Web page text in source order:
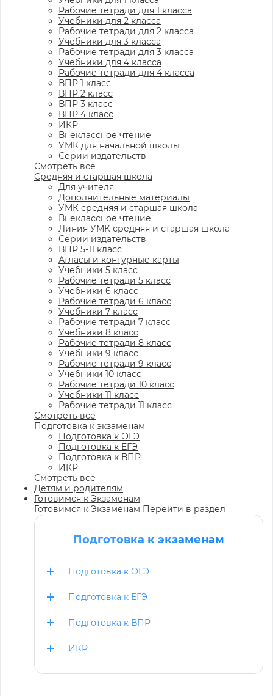
Рабочие тетради для 1 класса
Учебники для 2 класса
Рабочие тетради для 2 класса
Учебники для 3 класса
Рабочие тетради для 3 класса
Учебники для 4 класса
Рабочие тетради для 4 класса
ВПР 1 класс
ВПР 2 класс
ВПР 3 класс
ВПР 4 класс
ИКР
Внеклассное чтение
УМК для начальной школы
Серии издательств
Смотреть все
Средняя и старшая школа
Для учителя
Дополнительные материалы
УМК средняя и старшая школа
Внеклассное чтение
Линия УМК средняя и старшая школа
Серии издательств
ВПР 5-11 класс
Атласы и контурные карты
Учебники 5 класс
Рабочие тетради 5 класс
Учебники 6 класс
Рабочие тетради 6 класс
Учебники 7 класс
Рабочие тетради 7 класс
Учебники 8 класс
Рабочие тетради 8 класс
Учебники 9 класс
Рабочие тетради 9 класс
Учебники 10 класс
Рабочие тетради 10 класс
Учебники 11 класс
Рабочие тетради 11 класс
Смотреть все
Подготовка к экзаменам
Подготовка к ОГЭ
Подготовка к ЕГЭ
Подготовка к ВПР
ИКР
Смотреть все
Детям и родителям
Готовимся к Экзаменам
Готовимся к Экзаменам Перейти в раздел
Подготовка к экзаменам
Подготовка к ОГЭ
Подготовка к ЕГЭ
Подготовка к ВПР
ИКР